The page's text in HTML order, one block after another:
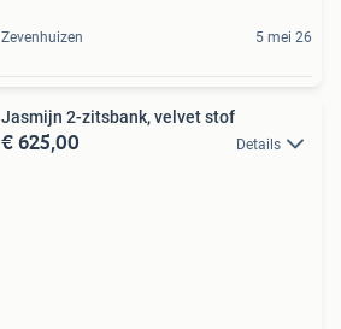
Zevenhuizen 5 mei 26
Jasmijn 2-zitsbank, velvet stof
€ 625,00 Details